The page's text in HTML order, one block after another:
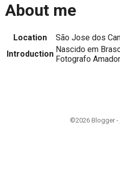
About me
Location
São Jose dos
Introduction Nascido em
Fotografo Amador
©2026 Blogger -